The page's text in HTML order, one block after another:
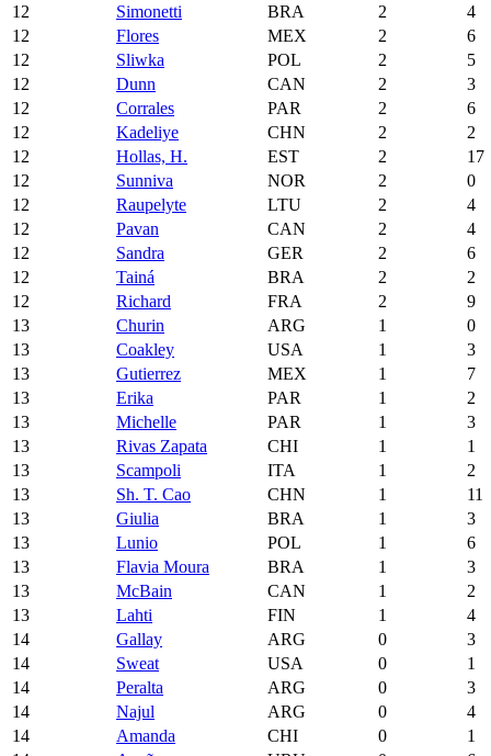
12
Simonetti BRA 2
4
12
Flores MEX 2
6
12
Sliwka POL 2
5
12
Dunn CAN 2
3
12
Corrales PAR 2
6
12
Kadeliye CHN 2
2
12
Hollas, H. EST 2
17
12
Sunniva NOR 2
0
12
Raupelyte LTU 2
4
12
Pavan CAN 2
4
12
Sandra GER 2
6
12
Tainá BRA 2
2
12
Richard FRA 2
9
13
Churin ARG 1
0
13
Coakley USA 1
3
13
Gutierrez MEX 1
7
13
Erika PAR 1
2
13
Michelle PAR 1
3
13
Rivas Zapata CHI 1
1
13
Scampoli ITA 1
2
13
Sh. T. Cao CHN 1
11
13
Giulia BRA 1
3
13
Lunio POL 1
6
13
Flavia Moura BRA 1
3
13
McBain CAN 1
2
13
Lahti FIN 1
4
14
Gallay ARG 0
3
14
Sweat USA 0
1
14
Peralta ARG 0
3
14
Najul ARG 0
4
14
Amanda CHI 0
1